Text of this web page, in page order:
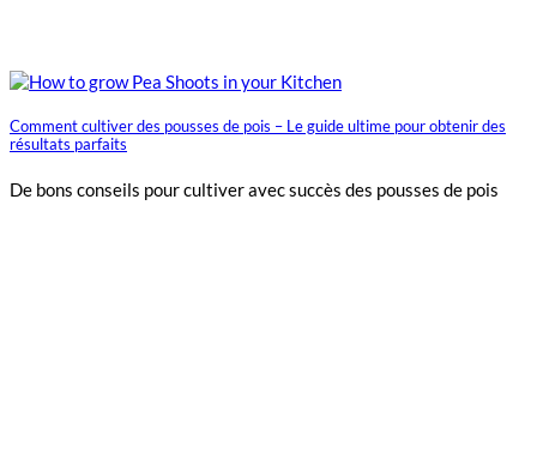
Comment cultiver des pousses de pois – Le guide ultime pour obtenir des
résultats parfaits
De bons conseils pour cultiver avec succès des pousses de pois